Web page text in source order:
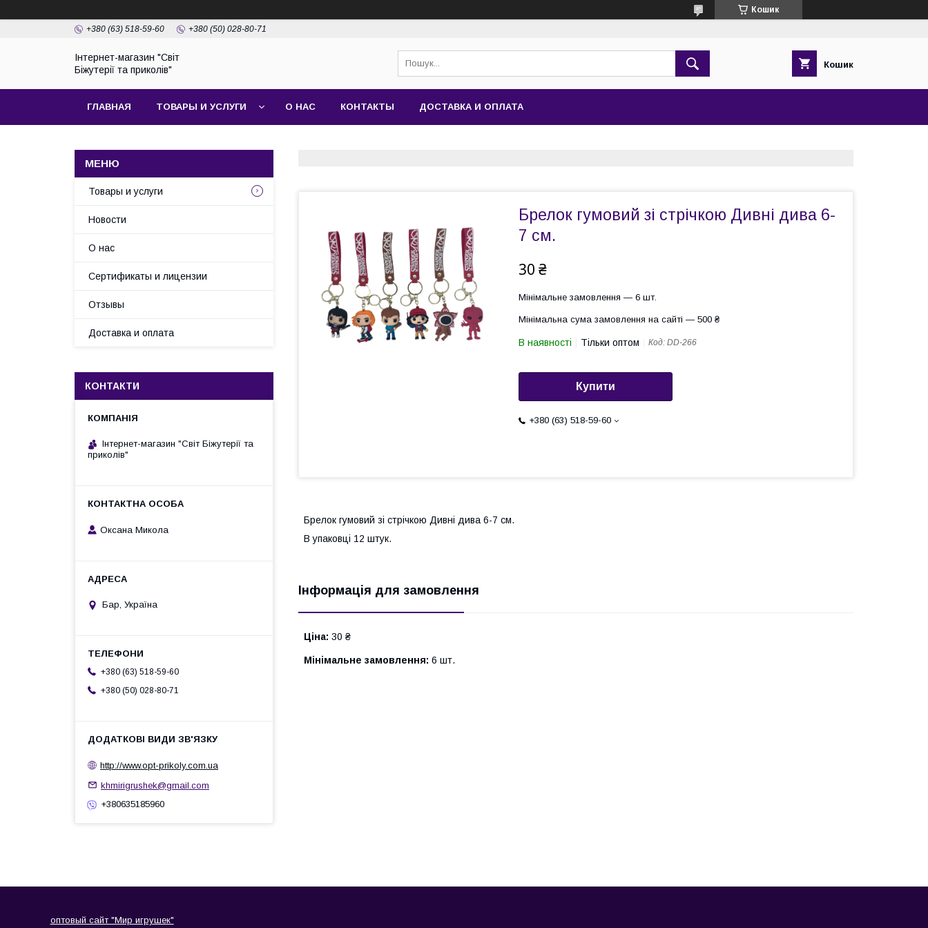
Кошик
+380 (63) 518-59-60 +380 (50) 028-80-71
Інтернет-магазин "Світ
Біжутерії та приколів"
Кошик
ГЛАВНАЯ ТОВАРЫ И УСЛУГИ О НАС КОНТАКТЫ ДОСТАВКА И ОПЛАТА
Брелок гумовий зі стрічкою Дивні дива 6-
7 см.
30 ₴
Мінімальне замовлення — 6 шт.
Мінімальна сума замовлення на сайті — 500 ₴
В наявності Тільки оптом Код: DD-266
Купити
+380 (63) 518-59-60
Брелок гумовий зі стрічкою Дивні дива 6-7 см.
В упаковці 12 штук.
Інформація для замовлення
Ціна: 30 ₴
Мінімальне замовлення: 6 шт.
Товары и услуги
Новости
О нас
Сертификаты и лицензии
Отзывы
Доставка и оплата
КОНТАКТИ
Інтернет-магазин "Світ Біжутерії та
приколів"
Оксана Микола
Бар, Україна
+380 (63) 518-59-60
+380 (50) 028-80-71
http://www.opt-prikoly.com.ua
khmirigrushek@gmail.com
+380635185960
оптовый сайт "Мир игрушек"